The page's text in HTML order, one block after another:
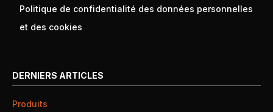
Politique de confidentialité des données personnelles
et des cookies
DERNIERS ARTICLES
Produits